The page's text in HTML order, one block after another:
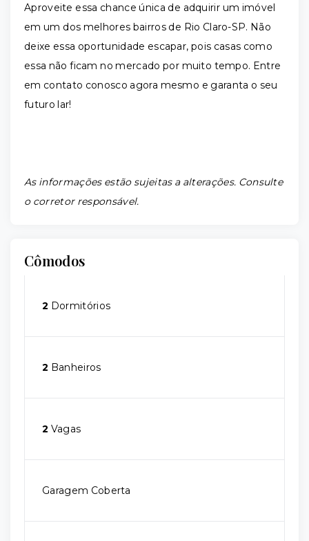
Aproveite essa chance única de adquirir um imóvel
em um dos melhores bairros de Rio Claro-SP. Não
deixe essa oportunidade escapar, pois casas como
essa não ficam no mercado por muito tempo. Entre
em contato conosco agora mesmo e garanta o seu
futuro lar!
As informações estão sujeitas a alterações. Consulte
o corretor responsável.
Cômodos
2 Dormitórios
2 Banheiros
2 Vagas
Garagem Coberta